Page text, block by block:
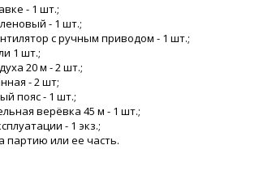
- 1 шт.;
- 1 шт.;
с ручным приводом - 1 шт.;
1 шт.;
20 м - 2 шт.;
- 2 шт;
пояс - 1 шт.;
верёвка 45 м - 1 шт.;
- 1 экз.;
партию или ее часть.